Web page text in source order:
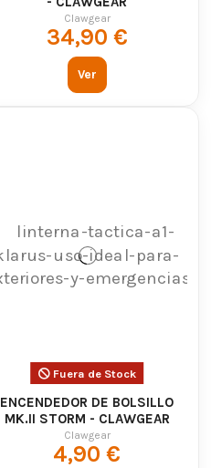
Clawgear
34,90 €
Ver
Fuera de Stock
ENCENDEDOR DE BOLSILLO
MK.II STORM - CLAWGEAR
Clawgear
4,90 €